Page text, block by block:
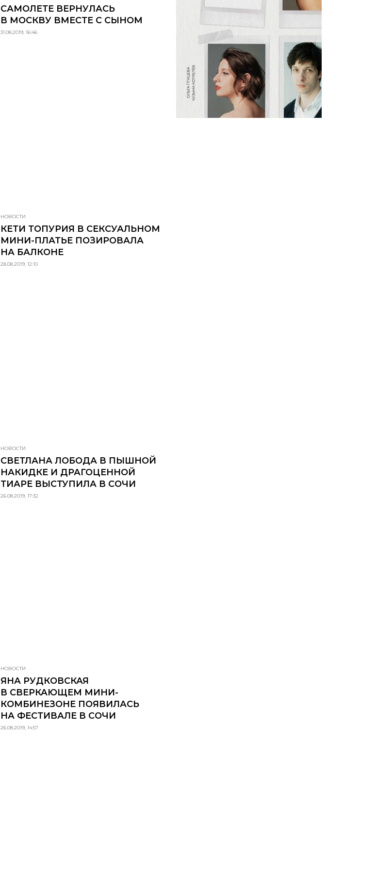
САМОЛЕТЕ ВЕРНУЛАСЬ
В МОСКВУ ВМЕСТЕ С СЫНОМ
31.08.2019, 16:46
НОВОСТИ
КЕТИ ТОПУРИЯ В СЕКСУАЛЬНОМ
МИНИ-ПЛАТЬЕ ПОЗИРОВАЛА
НА БАЛКОНЕ
28.08.2019, 12:10
НОВОСТИ
СВЕТЛАНА ЛОБОДА В ПЫШНОЙ
НАКИДКЕ И ДРАГОЦЕННОЙ
ТИАРЕ ВЫСТУПИЛА В СОЧИ
26.08.2019, 17:32
НОВОСТИ
ЯНА РУДКОВСКАЯ
В СВЕРКАЮЩЕМ МИНИ-
КОМБИНЕЗОНЕ ПОЯВИЛАСЬ
НА ФЕСТИВАЛЕ В СОЧИ
26.08.2019, 14:57